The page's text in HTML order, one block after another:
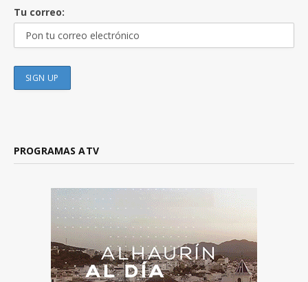
Tu correo:
PROGRAMAS ATV